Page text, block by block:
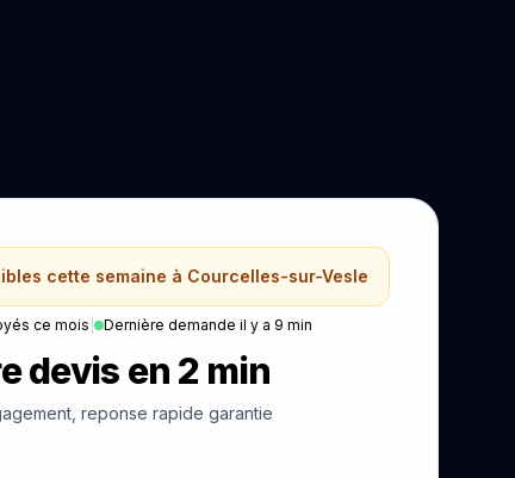
cette semaine à Courcelles-sur-Vesle
ce mois Dernière demande il y a 9 min
devis en 2 min
reponse rapide garantie